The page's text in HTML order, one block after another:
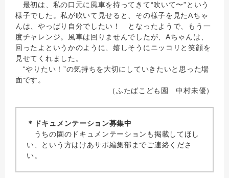
最初は、私の口元に風車を持ってきて“吹いて〜”という
様子でした。私が吹いて見せると、その様子を見たAちゃ
んは、やっぱり自分でしたい！ となったようで、もう一
度チャレンジ。風車は回りませんでしたが、Aちゃんは、
回ったよというかのように、嬉しそうにニッコリと笑顔を
見せてくれました。
“やりたい！”の気持ちを大切にしていきたいと思った場
面です。
（ふたばこども園 中村未優）
＊ドキュメンテーション募集中
うちの園のドキュメンテーションも掲載してほし
い、という方はけあサポ編集部までご連絡くださ
い。